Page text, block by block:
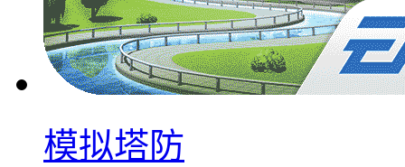
模拟塔防